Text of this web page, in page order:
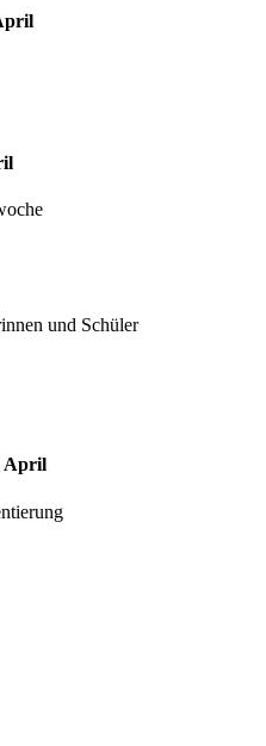
und Schüler
April